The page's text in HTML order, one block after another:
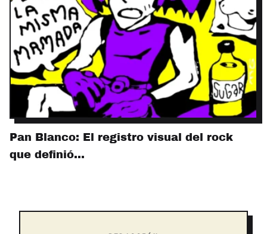
Pan Blanco: El registro visual del rock
que definió…